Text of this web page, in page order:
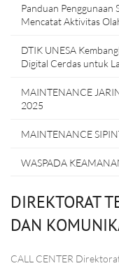
Panduan Penggunaan
Mencatat Aktivitas
DTIK UNESA
Digital Cerdas untuk
MAINTENANCE
2025
MAINTENANCE
WASPADA
DIREKTORAT
DAN
CALL CENTER